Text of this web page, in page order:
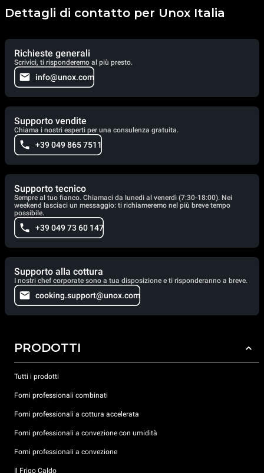
Dettagli di contatto per Unox Italia
Richieste generali
Scrivici, ti risponderemo al più presto.
info@unox.com
Supporto vendite
Chiama i nostri esperti per una consulenza gratuita.
+39 049 865 7511
Supporto tecnico
Sempre al tuo fianco. Chiamaci da lunedì al venerdì (7:30-18:00). Nei
weekend lasciaci un messaggio: ti richiameremo nel più breve tempo
possibile.
+39 049 73 60 147
Supporto alla cottura
I nostri chef corporate sono a tua disposizione e ti risponderanno a breve.
cooking.support@unox.com
PRODOTTI
Tutti i prodotti
Forni professionali combinati
Forni professionali a cottura accelerata
Forni professionali a convezione con umidità
Forni professionali a convezione
Il Frigo Caldo